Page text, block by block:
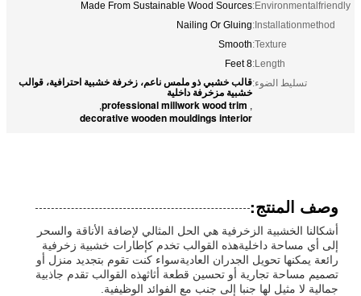
Environmentalfriendly:
Made From Sustainable Wood Sources
Installationmethod:
Nailing Or Gluing
Texture:
Smooth
Length:
8 Feet
تسليط الضوء:قالب خشبي ذو ملمس ناعم، زخرفة خشبية احترافية، قوالب
خشبية مزخرفة داخلية
,
professional millwork wood trim
,
decorative wooden mouldings interior
وصف المنتج:
أشكالنا الخشبية الزخرفية هي الحل المثالي لإضافة الأناقة والسحر
إلى أي مساحة داخليةهذه القوالب تخدم كإطارات خشبية زخرفية
رائعة يمكنها تحويل الجدران العاديةسواء كنت تقوم بتجديد منزل أو
تصميم مساحة تجارية أو تحسين قطعة أثاثهذه القوالب تقدم جاذبية
جمالية لا مثيل لها جنبا إلى جنب مع الفوائد الوظيفية.